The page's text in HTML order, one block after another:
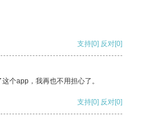
支持[0] 反对[0]
个app，我再也不用担心了。
支持[0] 反对[0]